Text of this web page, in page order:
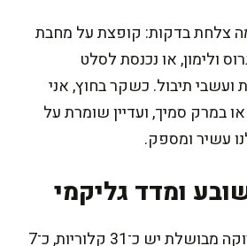
צלחת בדקות: קופצת על מחבת
ולימון, או נכנסת לסלט
ועשבי תיבול. כשקר בחוץ, אני
במרק סמיך, ועדיין שומרת על
עשיר ומספק.
ומדד גליקמי
ל־100 גרם שעועית ירוקה מבושלת יש כ־31 קלוריות, כ־7